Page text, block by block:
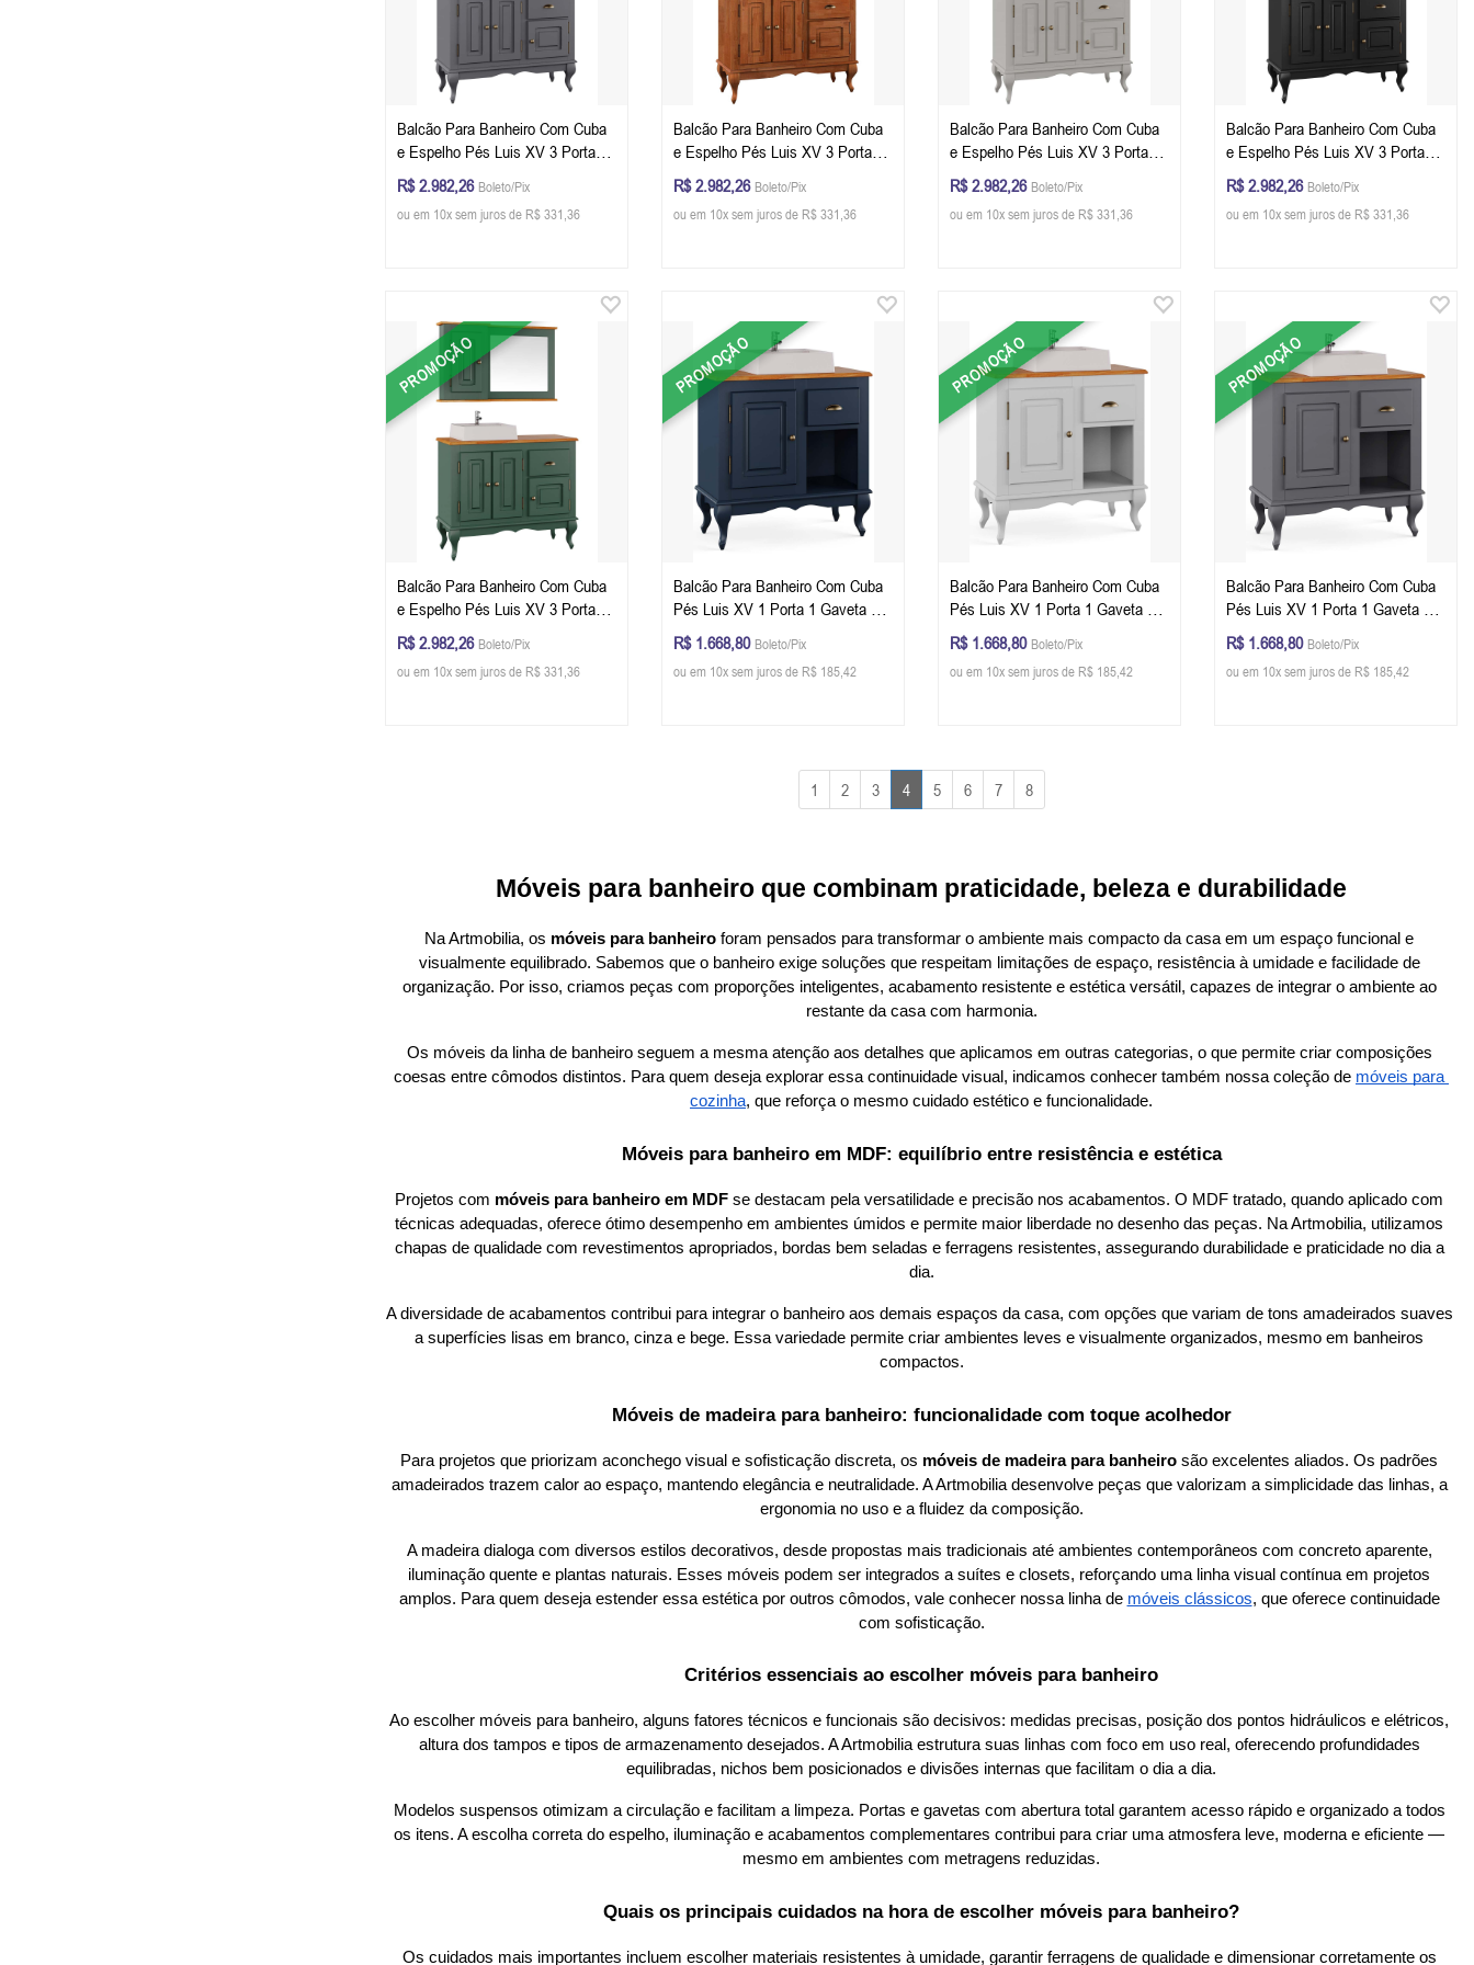
Balcão Para Banheiro Com Cuba
e Espelho Pés Luis XV 3 Portas 1
Gaveta 81 x 97 x 40 cm (A x L x
P) - Cor Cinza Escuro - Imbuia
Glazer
R$ 2.982,26 Boleto/Pix
ou em 10x sem juros de R$ 331,36
Balcão Para Banheiro Com Cuba
e Espelho Pés Luis XV 3 Portas 1
Gaveta 81 x 97 x 40 cm (A x L x
P) - Cor Imbuia Glazer
R$ 2.982,26 Boleto/Pix
ou em 10x sem juros de R$ 331,36
Balcão Para Banheiro Com Cuba
e Espelho Pés Luis XV 3 Portas 1
Gaveta 81 x 97 x 40 cm (A x L x
P) - Cor Offwhite - Imbuia Glazer
R$ 2.982,26 Boleto/Pix
ou em 10x sem juros de R$ 331,36
Balcão Para Banheiro Com Cuba
e Espelho Pés Luis XV 3 Portas 1
Gaveta 81 x 97 x 40 cm (A x L x
P) - Cor Preto - Imbuia Glazer
R$ 2.982,26 Boleto/Pix
ou em 10x sem juros de R$ 331,36
PROMOÇÃO
Balcão Para Banheiro Com Cuba
e Espelho Pés Luis XV 3 Portas 1
Gaveta 81 x 97 x 40 cm (A x L x
P) - Cor Verde Musgo - Imbuia
Glazer
R$ 2.982,26 Boleto/Pix
ou em 10x sem juros de R$ 331,36
PROMOÇÃO
Balcão Para Banheiro Com Cuba
Pés Luis XV 1 Porta 1 Gaveta +
Nicho Dalia 81 x 80 x 40 cm (A x
L x P) - Cor Azul Petróleo - Imbuia
Glazer
R$ 1.668,80 Boleto/Pix
ou em 10x sem juros de R$ 185,42
PROMOÇÃO
Balcão Para Banheiro Com Cuba
Pés Luis XV 1 Porta 1 Gaveta +
Nicho Dalia 81 x 80 x 40 cm (A x
L x P) - Cor Branco - Imbuia
Glazer
R$ 1.668,80 Boleto/Pix
ou em 10x sem juros de R$ 185,42
PROMOÇÃO
Balcão Para Banheiro Com Cuba
Pés Luis XV 1 Porta 1 Gaveta +
Nicho Dalia 81 x 80 x 40 cm (A x
L x P) - Cor Cinza Escuro - Imbuia
Glazer
R$ 1.668,80 Boleto/Pix
ou em 10x sem juros de R$ 185,42
1 2 3 4 5 6 7 8
Móveis para banheiro que combinam praticidade, beleza e durabilidade
Na Artmobilia, os móveis para banheiro foram pensados para transformar o ambiente mais compacto da casa em um espaço funcional e
visualmente equilibrado. Sabemos que o banheiro exige soluções que respeitam limitações de espaço, resistência à umidade e facilidade de
organização. Por isso, criamos peças com proporções inteligentes, acabamento resistente e estética versátil, capazes de integrar o ambiente ao
restante da casa com harmonia.
Os móveis da linha de banheiro seguem a mesma atenção aos detalhes que aplicamos em outras categorias, o que permite criar composições
coesas entre cômodos distintos. Para quem deseja explorar essa continuidade visual, indicamos conhecer também nossa coleção de móveis para
cozinha, que reforça o mesmo cuidado estético e funcionalidade.
Móveis para banheiro em MDF: equilíbrio entre resistência e estética
Projetos com móveis para banheiro em MDF se destacam pela versatilidade e precisão nos acabamentos. O MDF tratado, quando aplicado com
técnicas adequadas, oferece ótimo desempenho em ambientes úmidos e permite maior liberdade no desenho das peças. Na Artmobilia, utilizamos
chapas de qualidade com revestimentos apropriados, bordas bem seladas e ferragens resistentes, assegurando durabilidade e praticidade no dia a
dia.
A diversidade de acabamentos contribui para integrar o banheiro aos demais espaços da casa, com opções que variam de tons amadeirados suaves
a superfícies lisas em branco, cinza e bege. Essa variedade permite criar ambientes leves e visualmente organizados, mesmo em banheiros
compactos.
Móveis de madeira para banheiro: funcionalidade com toque acolhedor
Para projetos que priorizam aconchego visual e sofisticação discreta, os móveis de madeira para banheiro são excelentes aliados. Os padrões
amadeirados trazem calor ao espaço, mantendo elegância e neutralidade. A Artmobilia desenvolve peças que valorizam a simplicidade das linhas, a
ergonomia no uso e a fluidez da composição.
A madeira dialoga com diversos estilos decorativos, desde propostas mais tradicionais até ambientes contemporâneos com concreto aparente,
iluminação quente e plantas naturais. Esses móveis podem ser integrados a suítes e closets, reforçando uma linha visual contínua em projetos
amplos. Para quem deseja estender essa estética por outros cômodos, vale conhecer nossa linha de móveis clássicos, que oferece continuidade
com sofisticação.
Critérios essenciais ao escolher móveis para banheiro
Ao escolher móveis para banheiro, alguns fatores técnicos e funcionais são decisivos: medidas precisas, posição dos pontos hidráulicos e elétricos,
altura dos tampos e tipos de armazenamento desejados. A Artmobilia estrutura suas linhas com foco em uso real, oferecendo profundidades
equilibradas, nichos bem posicionados e divisões internas que facilitam o dia a dia.
Modelos suspensos otimizam a circulação e facilitam a limpeza. Portas e gavetas com abertura total garantem acesso rápido e organizado a todos
os itens. A escolha correta do espelho, iluminação e acabamentos complementares contribui para criar uma atmosfera leve, moderna e eficiente —
mesmo em ambientes com metragens reduzidas.
Quais os principais cuidados na hora de escolher móveis para banheiro?
Os cuidados mais importantes incluem escolher materiais resistentes à umidade, garantir ferragens de qualidade e dimensionar corretamente os